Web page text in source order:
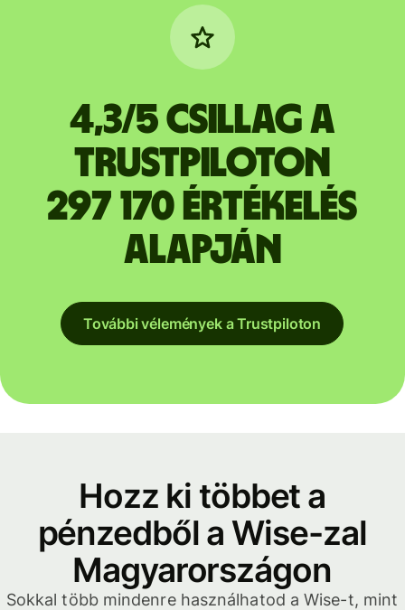
4,3/5 csillag a
Trustpiloton
297 170 értékelés
alapján
További vélemények a Trustpiloton
Hozz ki többet a
pénzedből a Wise-zal
Magyarországon
Sokkal több mindenre használhatod a Wise-t, mint